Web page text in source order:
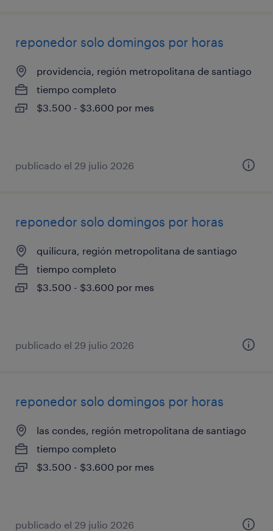
reponedor solo domingos por horas
providencia, región metropolitana de santiago
tiempo completo
$3.500 - $3.600 por mes
publicado el 29 julio 2026
reponedor solo domingos por horas
quilicura, región metropolitana de santiago
tiempo completo
$3.500 - $3.600 por mes
publicado el 29 julio 2026
reponedor solo domingos por horas
las condes, región metropolitana de santiago
tiempo completo
$3.500 - $3.600 por mes
publicado el 29 julio 2026